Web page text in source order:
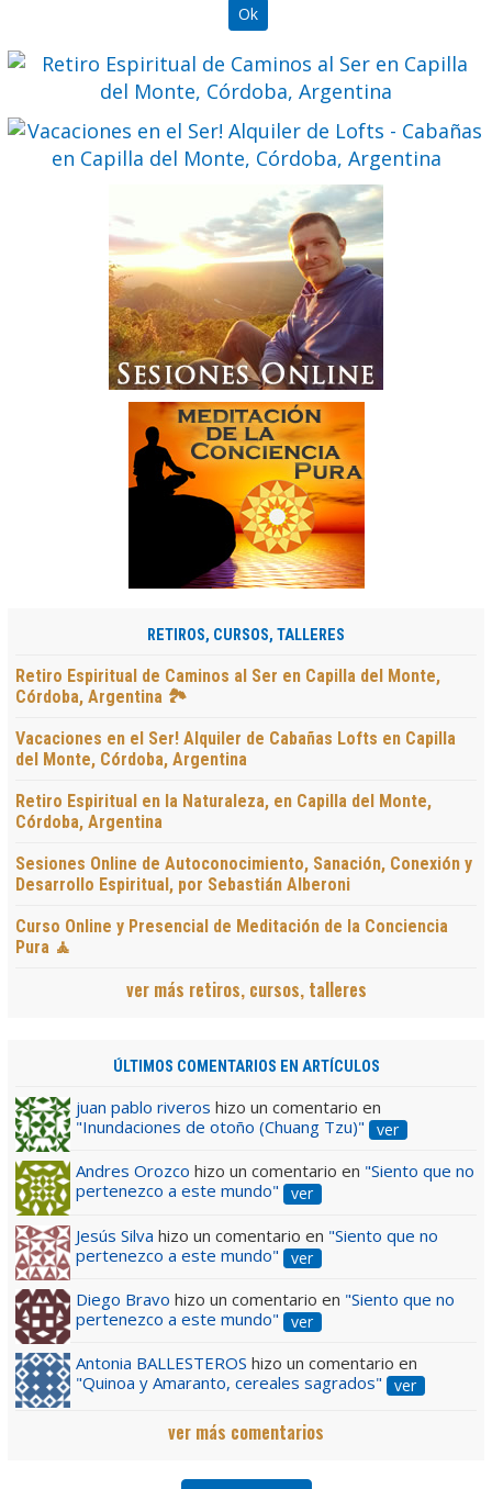
RETIROS, CURSOS, TALLERES
Retiro Espiritual de Caminos al Ser en Capilla del Monte,
Córdoba, Argentina 🏞️
Vacaciones en el Ser! Alquiler de Cabañas Lofts en Capilla
del Monte, Córdoba, Argentina
Retiro Espiritual en la Naturaleza, en Capilla del Monte,
Córdoba, Argentina
Sesiones Online de Autoconocimiento, Sanación, Conexión y
Desarrollo Espiritual, por Sebastián Alberoni
Curso Online y Presencial de Meditación de la Conciencia
Pura 🧘
ver más retiros, cursos, talleres
ÚLTIMOS COMENTARIOS EN ARTÍCULOS
juan pablo riveros hizo un comentario en
"Inundaciones de otoño (Chuang Tzu)"
ver
Andres Orozco hizo un comentario en "Siento que no
pertenezco a este mundo"
ver
Jesús Silva hizo un comentario en "Siento que no
pertenezco a este mundo"
ver
Diego Bravo hizo un comentario en "Siento que no
pertenezco a este mundo"
ver
Antonia BALLESTEROS hizo un comentario en
"Quinoa y Amaranto, cereales sagrados"
ver
ver más comentarios